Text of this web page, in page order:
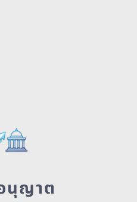
นุญาต